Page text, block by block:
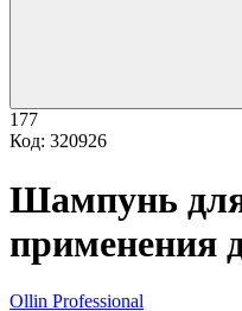
177
Код: 320926
Шампунь
применения
Ollin Professional